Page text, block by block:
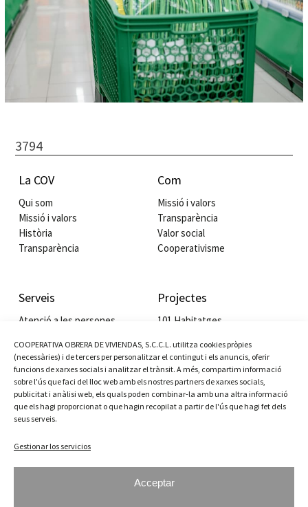
COOPERATIVA OBRERA DE VIVIENDAS, S.C.C.L. utilitza cookies pròpies
(necessàries) i de tercers per personalitzar el contingut i els anuncis, oferir
funcions de xarxes socials i analitzar el trànsit. A més, compartim informació
sobre l'ús que faci del lloc web amb els nostres partners de xarxes socials,
publicitat i anàlisi web, els quals poden combinar-la amb una altra informació
que els hagi proporcionat o que hagin recopilat a partir de l'ús que hagi fet dels
seus serveis.
Gestionar los servicios
Acceptar
3794
La COV
Qui som
Missió i valors
Història
Transparència
Com
Missió i valors
Transparència
Valor social
Cooperativisme
Serveis
Atenció a les persones
Servei de gestió a comunitats
Cessió i lloguer social de locals
Lloguer comercial
Projectes
101 Habitatges
Residència Juan Vidal
Tallers cooperativisme
Valor Social Integrat
Notícies
Agenda
08820 El Prat de Llobregat
93 379 14 00
cov@cov.coop